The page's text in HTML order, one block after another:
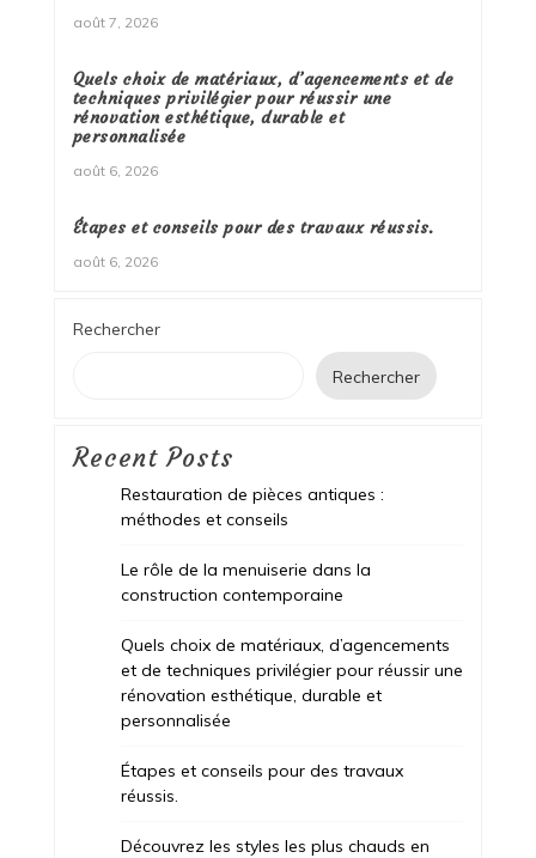
août 7, 2026
Quels choix de matériaux, d’agencements et de
techniques privilégier pour réussir une
rénovation esthétique, durable et
personnalisée
août 6, 2026
Étapes et conseils pour des travaux réussis.
août 6, 2026
Rechercher
Rechercher
Recent Posts
Restauration de pièces antiques :
méthodes et conseils
Le rôle de la menuiserie dans la
construction contemporaine
Quels choix de matériaux, d’agencements
et de techniques privilégier pour réussir une
rénovation esthétique, durable et
personnalisée
Étapes et conseils pour des travaux
réussis.
Découvrez les styles les plus chauds en